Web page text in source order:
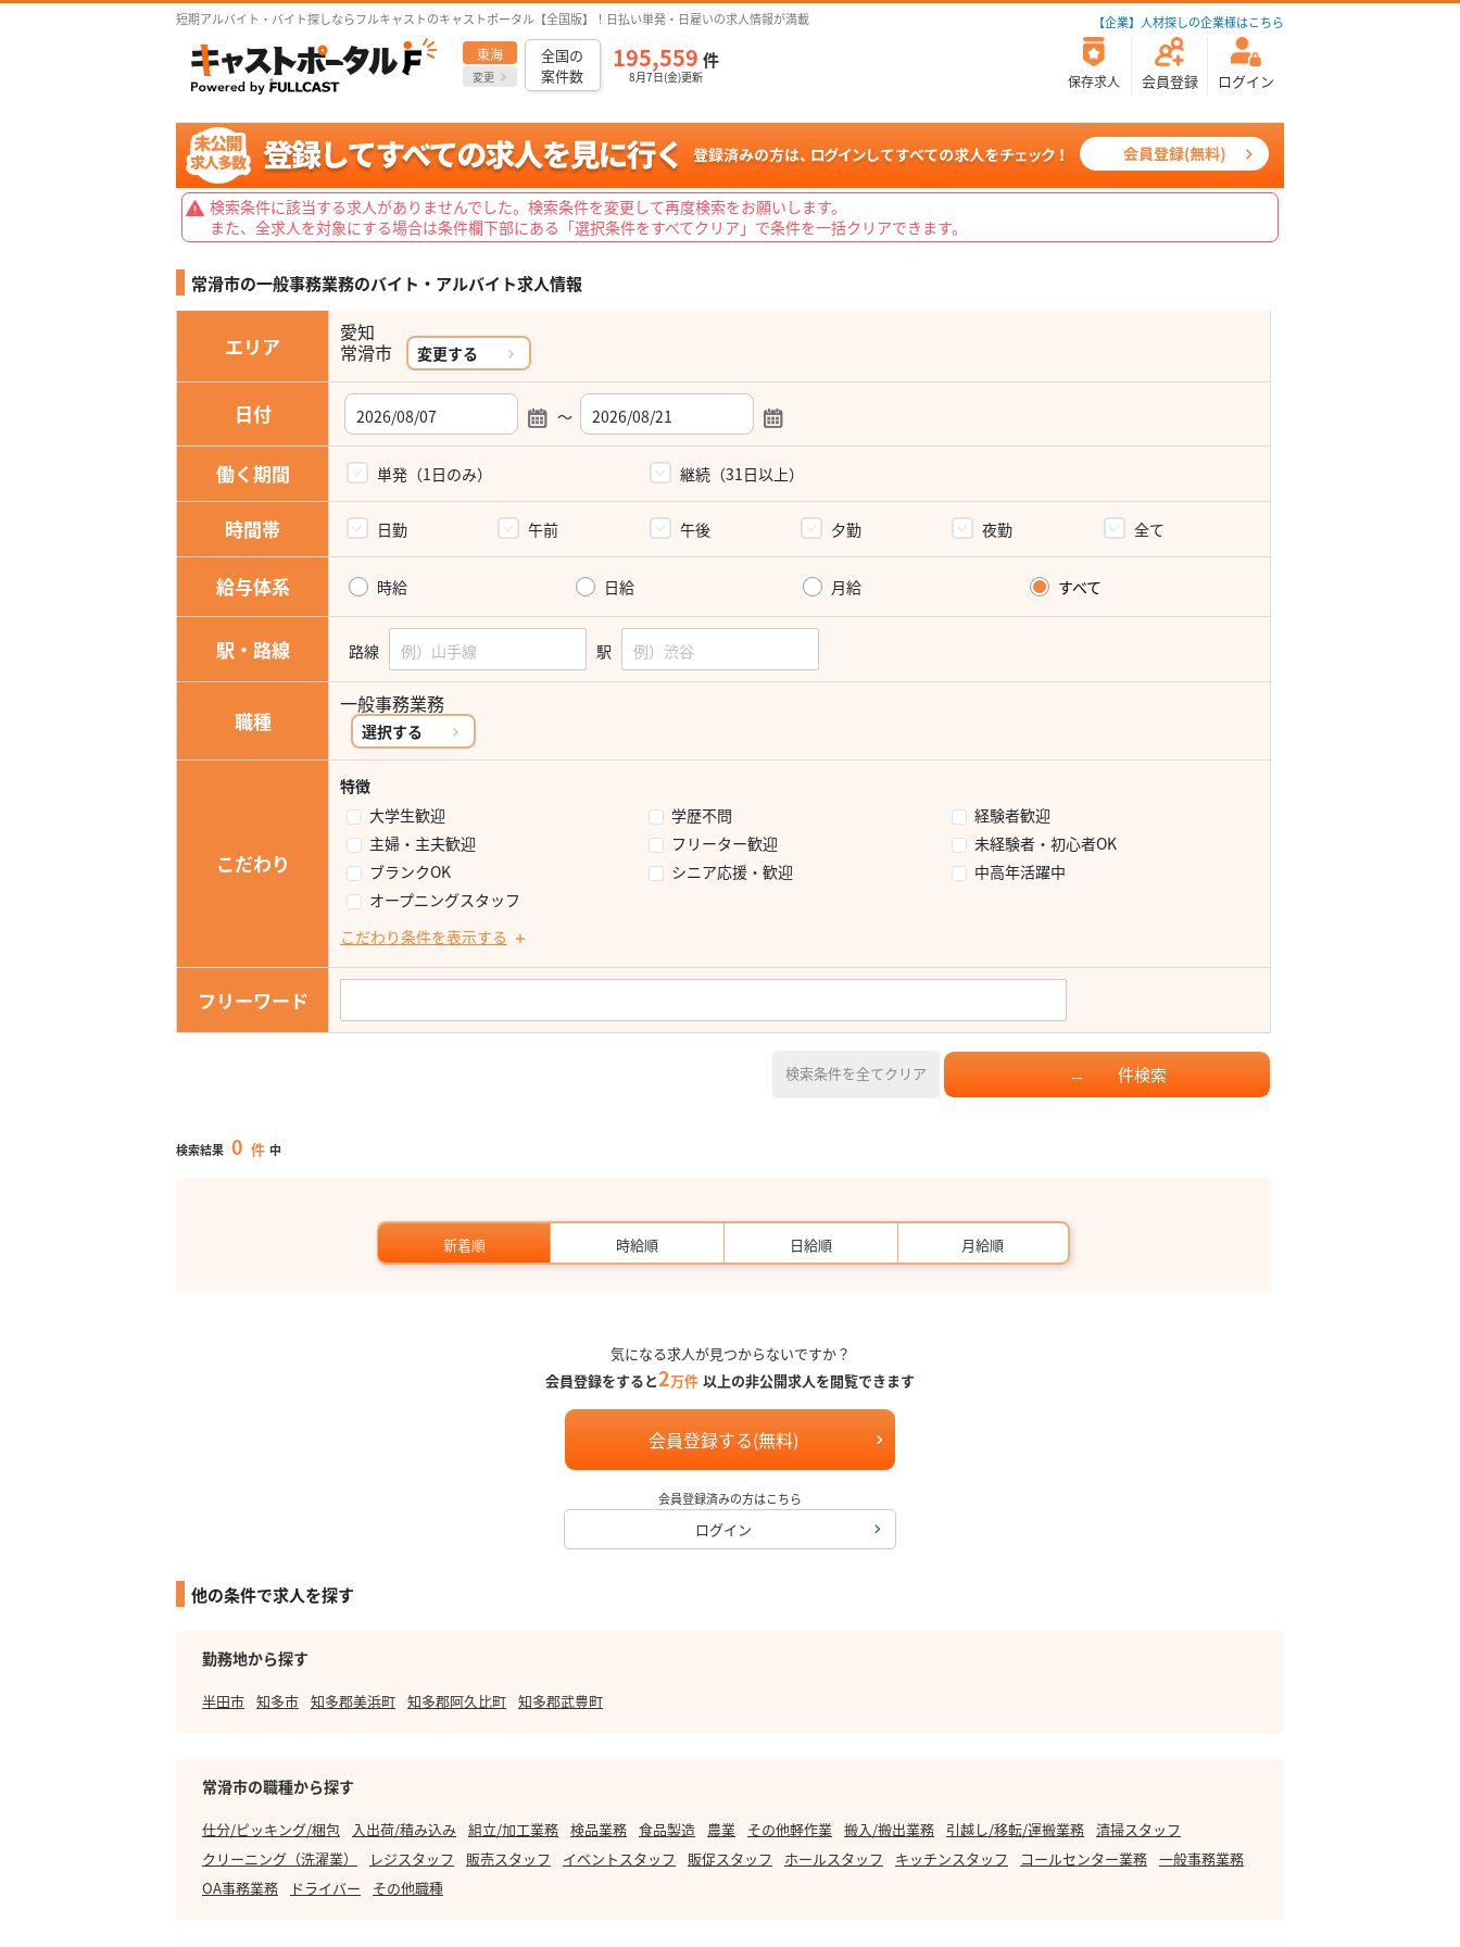
短期アルバイト・バイト探しならフルキャストのキャストポータル【全国版】！日払い単発・日雇いの求人情報が満載 【企業】人材探しの企業様はこちら
東海
変更
全国の
案件数
195,559 件
8月7日(金)更新 保存求人 会員登録 ログイン
検索条件に該当する求人がありませんでした。検索条件を変更して再度検索をお願いします。
また、全求人を対象にする場合は条件欄下部にある「選択条件をすべてクリア」で条件を一括クリアできます。
常滑市の一般事務業務のバイト・アルバイト求人情報
エリア
愛知
常滑市 変更する
日付 ～
働く期間 単発（1日のみ） 継続（31日以上）
時間帯 日勤 午前 午後 夕勤 夜勤 全て
給与体系 時給 日給 月給 すべて
駅・路線 路線 駅
職種
一般事務業務
選択する
こだわり
特徴
大学生歓迎
学歴不問
経験者歓迎
主婦・主夫歓迎
フリーター歓迎
未経験者・初心者OK
ブランクOK
シニア応援・歓迎
中高年活躍中
オープニングスタッフ
こだわり条件を表示する
フリーワード
検索条件を全てクリア -- 件検索
検索結果 0 件 中
新着順 時給順 日給順 月給順
気になる求人が見つからないですか？
会員登録をすると2万件 以上の非公開求人を閲覧できます
会員登録する(無料)
会員登録済みの方はこちら
ログイン
他の条件で求人を探す
勤務地から探す
半田市 知多市 知多郡美浜町 知多郡阿久比町 知多郡武豊町
常滑市の職種から探す
仕分/ピッキング/梱包 入出荷/積み込み 組立/加工業務 検品業務 食品製造 農業 その他軽作業 搬入/搬出業務 引越し/移転/運搬業務 清掃スタッフ
クリーニング（洗濯業）
レジスタッフ 販売スタッフ イベントスタッフ 販促スタッフ ホールスタッフ キッチンスタッフ コールセンター業務 一般事務業務
OA事務業務
ドライバー その他職種